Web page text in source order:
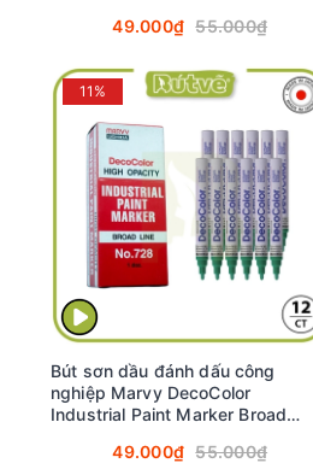
49.000₫ 55.000₫
11%
Bút sơn dầu đánh dấu công
nghiệp Marvy DecoColor
Industrial Paint Marker Broad
49.000₫ 55.000₫